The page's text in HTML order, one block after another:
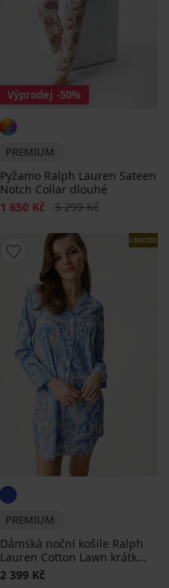
Výprodej -50%
PREMIUM
Pyžamo Ralph Lauren Sateen
Notch Collar dlouhé
Sleva
1 650 Kč Původní cena
3 299 Kč
LIMITED
PREMIUM
Dámská noční košile Ralph
Lauren Cotton Lawn krátk...
2 399 Kč